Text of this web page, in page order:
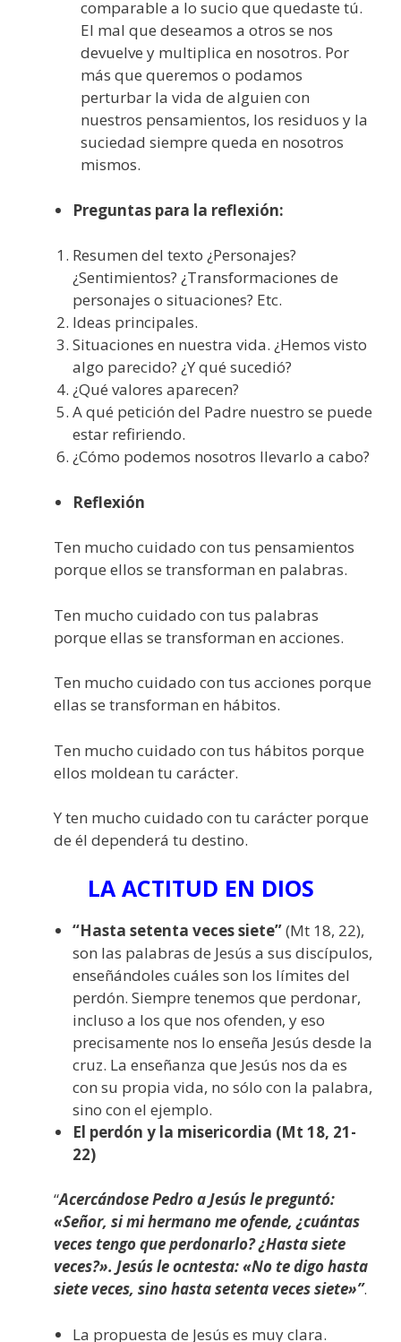
comparable a lo sucio que quedaste tú.
El mal que deseamos a otros se nos
devuelve y multiplica en nosotros. Por
más que queremos o podamos
perturbar la vida de alguien con
nuestros pensamientos, los residuos y la
suciedad siempre queda en nosotros
mismos.
Preguntas para la reflexión:
Resumen del texto ¿Personajes?
¿Sentimientos? ¿Transformaciones de
personajes o situaciones? Etc.
Ideas principales.
Situaciones en nuestra vida. ¿Hemos visto
algo parecido? ¿Y qué sucedió?
¿Qué valores aparecen?
A qué petición del Padre nuestro se puede
estar refiriendo.
¿Cómo podemos nosotros llevarlo a cabo?
Reflexión
Ten mucho cuidado con tus pensamientos
porque ellos se transforman en palabras.
Ten mucho cuidado con tus palabras
porque ellas se transforman en acciones.
Ten mucho cuidado con tus acciones porque
ellas se transforman en hábitos.
Ten mucho cuidado con tus hábitos porque
ellos moldean tu carácter.
Y ten mucho cuidado con tu carácter porque
de él dependerá tu destino.
LA ACTITUD EN DIOS
“Hasta setenta veces siete”(Mt 18, 22),
son las palabras de Jesús a sus discípulos,
enseñándoles cuáles son los límites del
perdón. Siempre tenemos que perdonar,
incluso a los que nos ofenden, y eso
precisamente nos lo enseña Jesús desde la
cruz. La enseñanza que Jesús nos da es
con su propia vida, no sólo con la palabra,
sino con el ejemplo.
El perdón y la misericordia (Mt 18, 21-
22)
“Acercándose Pedro a Jesús le preguntó:
«Señor, si mi hermano me ofende, ¿cuántas
veces tengo que perdonarlo? ¿Hasta siete
veces?». Jesús le ocntesta: «No te digo hasta
siete veces, sino hasta setenta veces siete»”.
La propuesta de Jesús es muy clara.